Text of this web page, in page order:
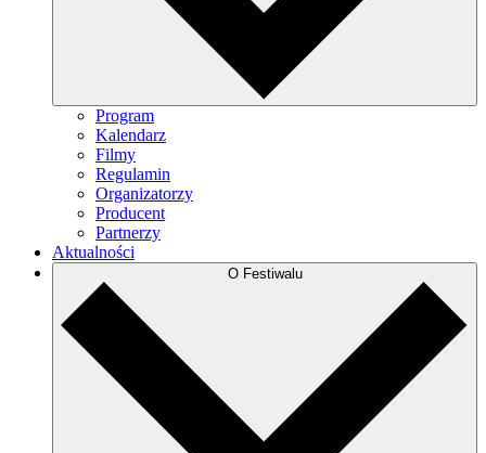
Program
Kalendarz
Filmy
Regulamin
Organizatorzy
Producent
Partnerzy
Aktualności
O Festiwalu